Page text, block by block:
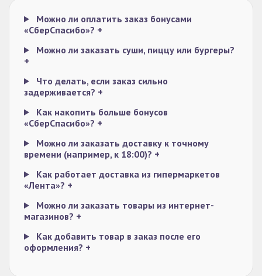
Можно ли оплатить заказ бонусами
«СберСпасибо»? +
Можно ли заказать суши, пиццу или бургеры?
+
Что делать, если заказ сильно
задерживается? +
Как накопить больше бонусов
«СберСпасибо»? +
Можно ли заказать доставку к точному
времени (например, к 18:00)? +
Как работает доставка из гипермаркетов
«Лента»? +
Можно ли заказать товары из интернет-
магазинов? +
Как добавить товар в заказ после его
оформления? +